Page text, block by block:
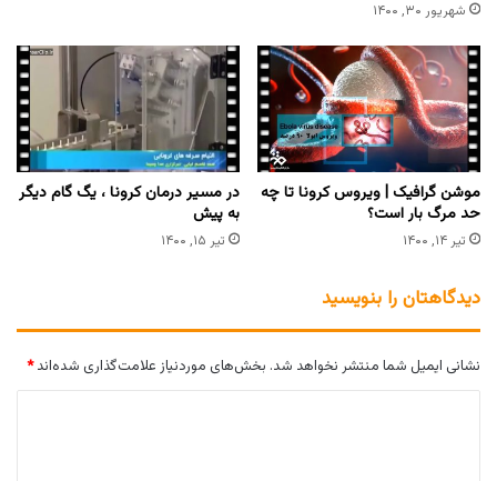
شهریور ۳۰, ۱۴۰۰
موشن گرافیک | ویروس کرونا تا چه
حد مرگ بار است؟
تیر ۱۴, ۱۴۰۰
در مسیر درمان کرونا ، یگ گام دیگر
به پیش
تیر ۱۵, ۱۴۰۰
دیدگاهتان را بنویسید
نشانی ایمیل شما منتشر نخواهد شد. بخش‌های موردنیاز علامت‌گذاری شده‌اند*